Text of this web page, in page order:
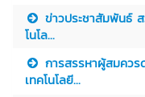
ข่าวประชาสัมพันธ์
โนโล...
การสรรหาผู้สมคว
เทคโนโลยี...